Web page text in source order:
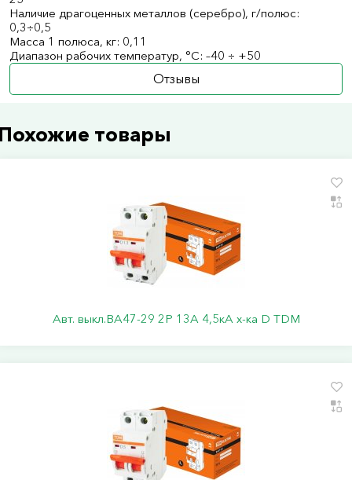
Наличие драгоценных металлов (серебро), г/полюс:
0,3÷0,5
Масса 1 полюса, кг: 0,11
Диапазон рабочих температур, °С: –40 ÷ +50
Отзывы
товары
Авт. выкл.ВА47-29 2Р 13А 4,5кА х-ка D TDM